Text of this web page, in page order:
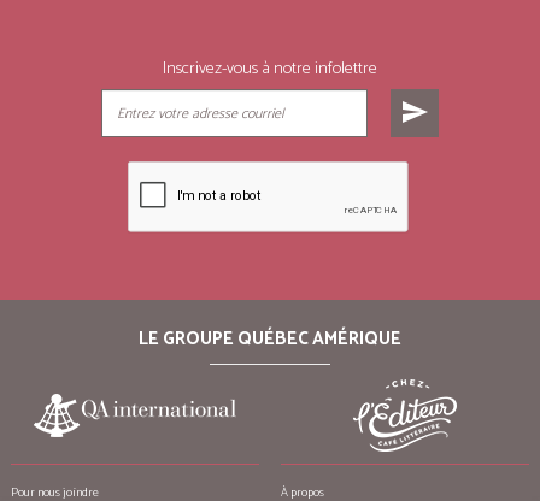
Inscrivez-vous à notre infolettre
send
LE GROUPE QUÉBEC AMÉRIQUE
Pour nous joindre À propos